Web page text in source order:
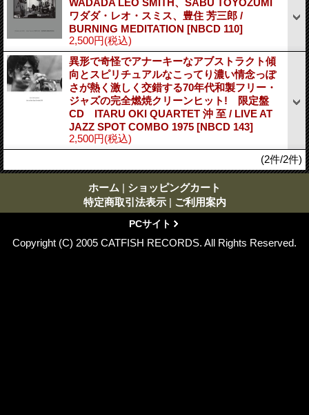
ワダダ・レオ・スミス、豊住 芳三郎 /
BURNING MEDITATION [NBCD 110]
2,500円(税込)
異形で奇怪でアナーキーなアブストラクト傾
向とスピリチュアルなこってり濃い情念っぽ
さが熱く激しく交錯する70年代和製フリー・
ジャズの完全燃焼クリーンヒット! 限定盤
CD ITARU OKI QUARTET 沖 至 / LIVE AT
JAZZ SPOT COMBO 1975 [NBCD 143]
2,500円(税込)
(2件/2件)
ホーム | ショッピングカート
特定商取引法表示 | ご利用案内
PCサイト
Copyright (C) 2005 CATFISH RECORDS. All Rights Reserved.